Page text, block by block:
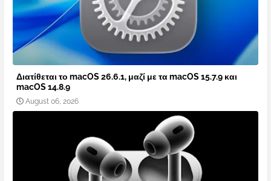
Διατίθεται το macOS 26.6.1, μαζί με τα macOS 15.7.9 και
macOS 14.8.9
August 06, 2026